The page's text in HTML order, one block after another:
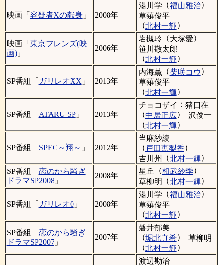
映画「 容疑者Xの献身」 2008年
湯川学 （福山雅治）
草薙俊平
（北村一輝）
映画「 東京フレンズ(映
画)」
2006年
岩槻玲 （大塚愛）
笹川敬太郎
（北村一輝）
SP番組「 ガリレオXX 」 2013年
内海薫（柴咲コウ ）
草薙俊平
（北村一輝）
SP番組「 ATARU SP」 2013年
チョコザイ ： 猪口在
（中居正広）
沢俊一
（北村一輝）
SP番組「 SPEC～翔～ 」 2012年
当麻紗綾
（ 戸田恵梨香）
吉川州
（北村一輝）
SP番組「 恋のから騒ぎ
ドラマSP2008」
2008年
星丘 （相武紗季）
草柳明 （北村一輝）
SP番組「 ガリレオ0」 2008年
湯川学 （福山雅治）
草薙俊平
（北村一輝）
SP番組「 恋のから騒ぎ
ドラマSP2007」
2007年
磐井郁美
（堀北真希）
草柳明
（北村一輝）
渡辺勘治